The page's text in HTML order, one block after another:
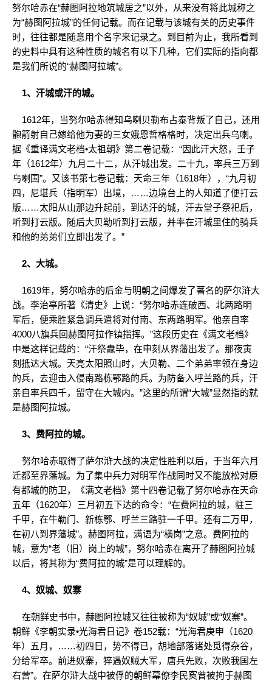
努尔哈赤在“赫图阿拉地筑城居之”以外，从来没有将此城称之
为“赫图阿拉城”的任何记载。而在记载与该城有关的历史事件
时，往往都是随意用个名字来记录之。到目前为止，我所看到
的史料中具有这种性质的城名有以下几种，它们实际的指向都
是我们所说的“赫图阿拉城”。
1、汗城或汗的城。
1612年，当努尔哈赤得知乌喇贝勒布占泰背叛了自己，还用
骲箭射自己嫁给他为妻的三女娥恩哲格格时，决定出兵乌喇。
据《重译满文老档•太祖朝》第二卷记载：“因此汗大怒，壬子
年（1612年）九月二十二，从汗城出发。二十九，率兵三万到
乌喇国”。又该书第七卷记载：天命三年（1618年），“九月初
四，尼堪兵（指明军）出境，……边境台上的人知道了便打云
版……太阳从山那边升起前，到达汗的城，汗去堂子祭祀后，
听到打云版。随后大贝勒听到打云版，并率在汗城里住的骑兵
和他的弟弟们立即出发了。”
2、大城。
1619年，努尔哈赤的后金与明朝之间爆发了著名的萨尔浒大
战。李治亭所著《清史》上说：“努尔哈赤连破西、北两路明
军后，便乘胜紧急调兵遣将对付南、东两路明军。他亲自率
4000八旗兵回赫图阿拉作镇指挥。”这段历史在《满文老档》
中是这样记载的：“汗祭纛毕，在申刻从界藩出发了。那夜寅
刻抵达大城。天亮太阳照山时，大贝勒、二个弟弟率领在身边
的兵，去迎击入侵南路栋鄂路的兵。为防备入呼兰路的兵，汗
亲自率兵四千，留守在大城内。”这里的所谓“大城”显然指的就
是赫图阿拉城。
3、费阿拉的城。
努尔哈赤取得了萨尔浒大战的决定性胜利以后，于当年六月
迁都至界藩城。为了集中兵力对明军作战同时又不能放松对原
有都城的防卫，《满文老档》第十四卷记载了努尔哈赤在天命
五年（1620年）三月初五下达的命令：“在费阿拉的城，驻三
千甲，在牛勒门、新栋鄂、呼兰三路驻一千甲。还有二万甲，
在初八到界藩城”。赫图阿拉，满语为“横岗”之意。费阿拉的
城，意为“老（旧）岗上的城”，努尔哈赤在离开了赫图阿拉城
以后，将其称为“费阿拉的城”是可以理解的。
4、奴城、奴寨
在朝鲜史书中，赫图阿拉城又往往被称为“奴城”或“奴寨”。
朝鲜《李朝实录•光海君日记》卷152载：“光海君庚申（1620
年）五月，……初四日，势不得已，胡地部落诸处觅得杂谷，
分给军卒。前进奴寨，猝遇奴贼大军，唐兵先败，次败我国左
右营”。在萨尔浒大战中被俘的朝鲜幕僚李民寏曾被拘于赫图